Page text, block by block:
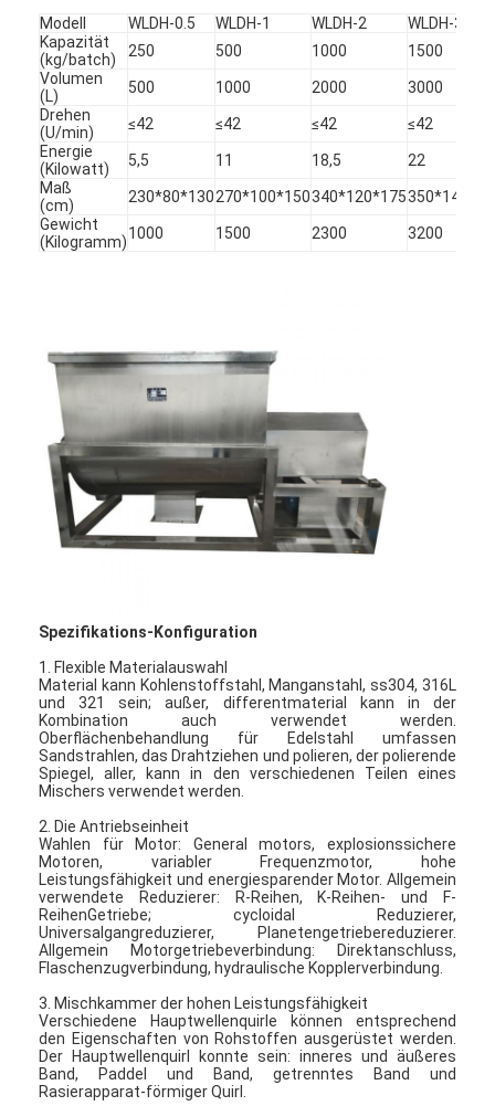
Produkte
Über uns
Fabrik Tour
Qualitätskontrolle
Kontakt
Zentrifugaler HochgeschwindigkeitsSprühtrockner
Vibrierender Wirbelschichttrockner
Mikrowellen-Vakuumtrockner
Heißluft Oven Dryer
Horizontaler Band-Mischer
Universalzerkleinerungsmaschine
Superfine Schleifmaschine
v-Art Pulvermischer
IBC-Behälter-Mischmaschine
Industrielle Schleuder
Grelle trockenere Maschine
Paddel-Trockner
Vakuumschleuder
Modell WLDH-0.5 WLDH-1 WLDH-2
WLDH-3
Kapazität
(kg/batch)
250 500 1000
1500
Volumen
(L)
500 1000 2000
3000
Drehen
(U/min)
≤42 ≤42 ≤42
≤42
Energie
(Kilowatt)
5,5 11 18,5
22
Maß
(cm)
230*80*130270*100*150340*120*175
Gewicht
(Kilogramm)1000 1500 2300 3200
Spezifikations-Konfiguration
1. Flexible Materialauswahl
Material kann Kohlenstoffstahl, Manganstahl, ss304, 316L
und 321 sein; außer, differentmaterial kann in der
Kombination auch verwendet werden.
Oberflächenbehandlung für Edelstahl umfassen
Sandstrahlen, das Drahtziehen und polieren, der polierende
Spiegel, aller, kann in den verschiedenen Teilen eines
Mischers verwendet werden.
2. Die Antriebseinheit
Wahlen für Motor: General motors, explosionssichere
Motoren, variabler Frequenzmotor, hohe
Leistungsfähigkeit und energiesparender Motor. Allgemein
verwendete Reduzierer: R-Reihen, K-Reihen- und F-
ReihenGetriebe; cycloidal Reduzierer,
Universalgangreduzierer, Planetengetriebereduzierer.
Allgemein Motorgetriebeverbindung: Direktanschluss,
Flaschenzugverbindung, hydraulische Kopplerverbindung.
3. Mischkammer der hohen Leistungsfähigkeit
Verschiedene Hauptwellenquirle können entsprechend
den Eigenschaften von Rohstoffen ausgerüstet werden.
Der Hauptwellenquirl konnte sein: inneres und äußeres
Band, Paddel und Band, getrenntes Band und
Rasierapparat-förmiger Quirl.